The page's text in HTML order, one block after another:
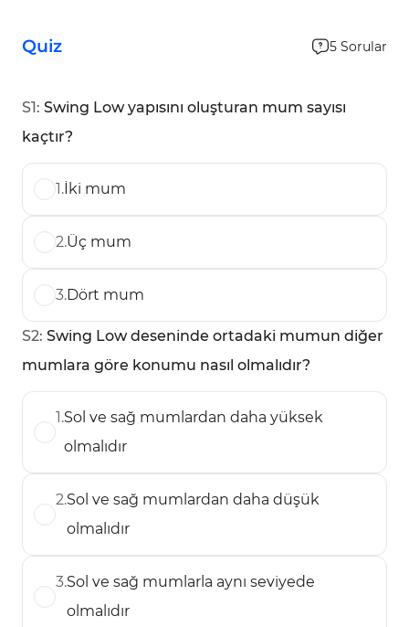
Quiz 5 Sorular
S1: Swing Low yapısını oluşturan mum sayısı
kaçtır?
1.İki mum
2.Üç mum
3.Dört mum
S2: Swing Low deseninde ortadaki mumun diğer
mumlara göre konumu nasıl olmalıdır?
1.Sol ve sağ mumlardan daha yüksek
olmalıdır
2.Sol ve sağ mumlardan daha düşük
olmalıdır
3.Sol ve sağ mumlarla aynı seviyede
olmalıdır